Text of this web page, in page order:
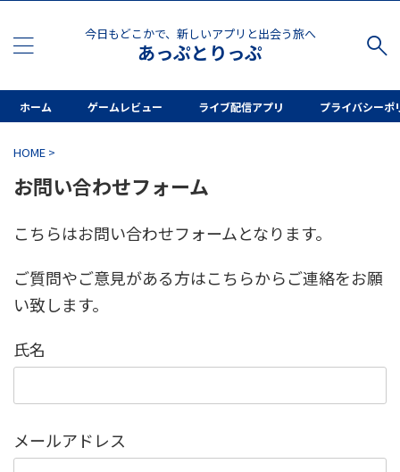
今日もどこかで、新しいアプリと出会う旅へ
あっぷとりっぷ
ホーム ゲームレビュー ライブ配信アプリ プライバシーポ
HOME >
お問い合わせフォーム
こちらはお問い合わせフォームとなります。
ご質問やご意見がある方はこちらからご連絡をお願
い致します。
氏名
メールアドレス